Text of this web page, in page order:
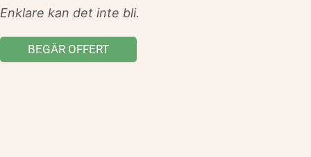
Enklare kan det inte bli.
BEGÄR OFFERT